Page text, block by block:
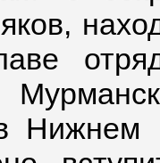
Нижнем